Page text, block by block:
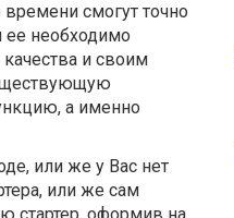
смогут точно
ее необходимо
и своим
а именно
или же у Вас нет
или же сам